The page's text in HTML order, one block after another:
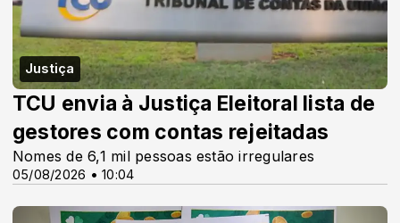
Justiça
05/08/2026 • 10:04
TCU envia à Justiça Eleitoral lista de
gestores com contas rejeitadas
Nomes de 6,1 mil pessoas estão irregulares